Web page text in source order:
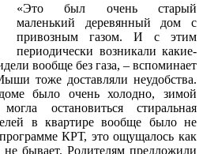
«Это был очень старый
маленький деревянный дом с
привозным газом. И с этим
периодически возникали какие-
вообще без газа, – вспоминает
тоже доставляли неудобства.
было очень холодно, зимой
остановиться стиральная
в квартире вообще было не
КРТ, это ощущалось как
не бывает. Родителям предложили